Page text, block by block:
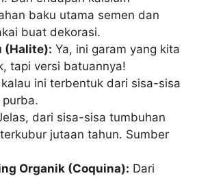
baku utama semen dan
buat dekorasi.
(Halite): Ya, ini garam yang kita
tapi versi batuannya!
ini terbentuk dari sisa-sisa
dari sisa-sisa tumbuhan
jutaan tahun. Sumber
Organik (Coquina): Dari